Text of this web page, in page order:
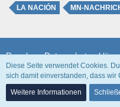
LA NACIÓN MN-
Regeln
Community-
Diese Seite verwendet Cookies.
sich damit einverstanden, dass wir
Weitere Informationen